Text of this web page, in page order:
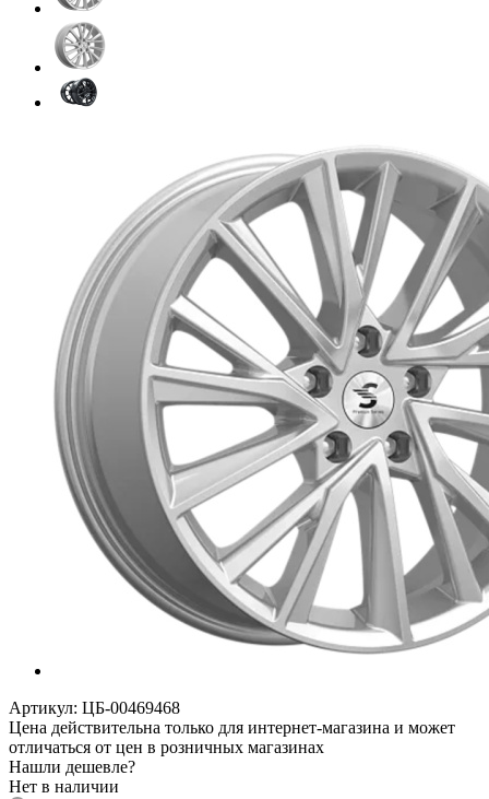
Артикул: ЦБ-00469468
Цена действительна только для интернет-магазина и может
отличаться от цен в розничных магазинах
Нашли дешевле?
Нет в наличии